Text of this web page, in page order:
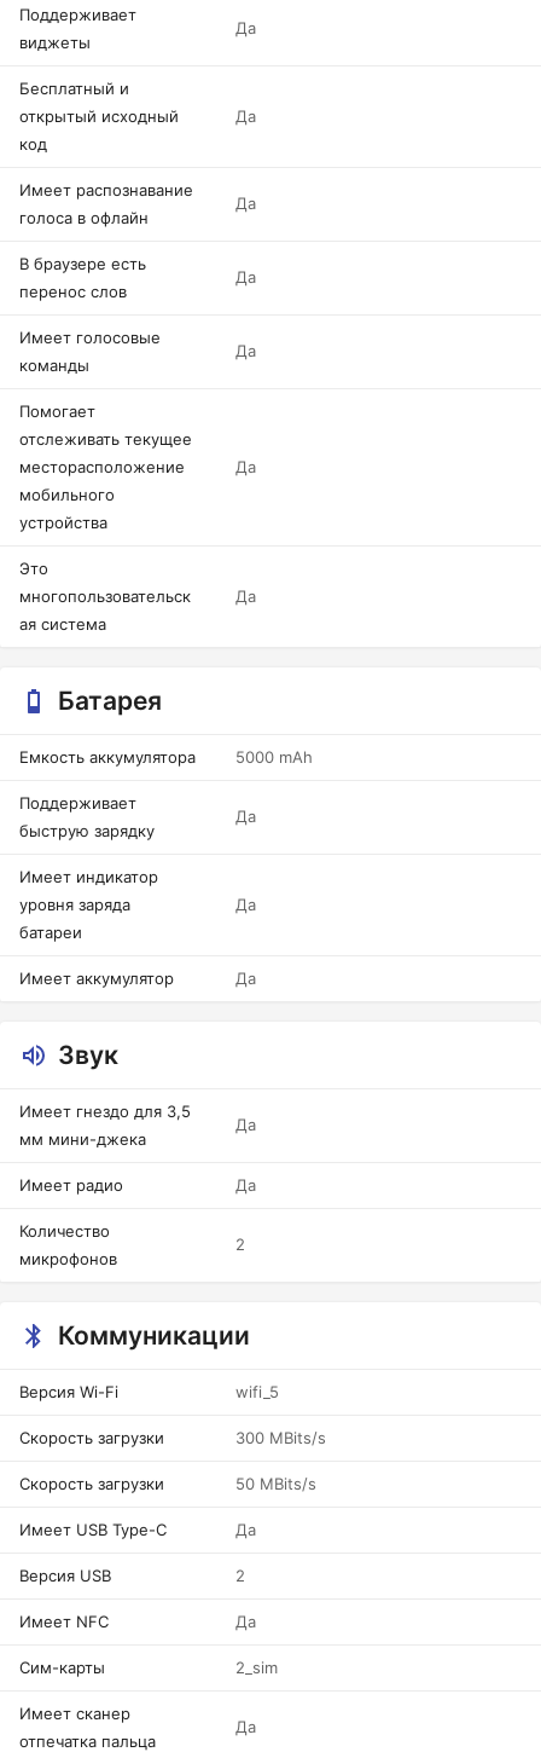
Поддерживает
виджеты
Да
Бесплатный и
открытый исходный
код
Да
Имеет распознавание
голоса в офлайн
Да
В браузере есть
перенос слов
Да
Имеет голосовые
команды
Да
Помогает
отслеживать текущее
месторасположение
мобильного
устройства
Да
Это
многопользовательск
ая система
Да
Батарея
Емкость аккумулятора 5000 mAh
Поддерживает
быструю зарядку
Да
Имеет индикатор
уровня заряда
батареи
Да
Имеет аккумулятор Да
Звук
Имеет гнездо для 3,5
мм мини-джека
Да
Имеет радио Да
Количество
микрофонов
2
Коммуникации
Версия Wi-Fi wifi_5
Скорость загрузки 300 MBits/s
Скорость загрузки 50 MBits/s
Имеет USB Type-C Да
Версия USB 2
Имеет NFC Да
Сим-карты 2_sim
Имеет сканер
отпечатка пальца
Да